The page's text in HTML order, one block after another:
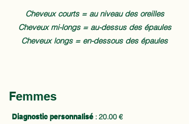
Cheveux courts = au niveau des oreilles
Cheveux mi-longs = au-dessus des épaules
Cheveux longs = en-dessous des épaules
Femmes
Diagnostic personnalisé : 20.00 €